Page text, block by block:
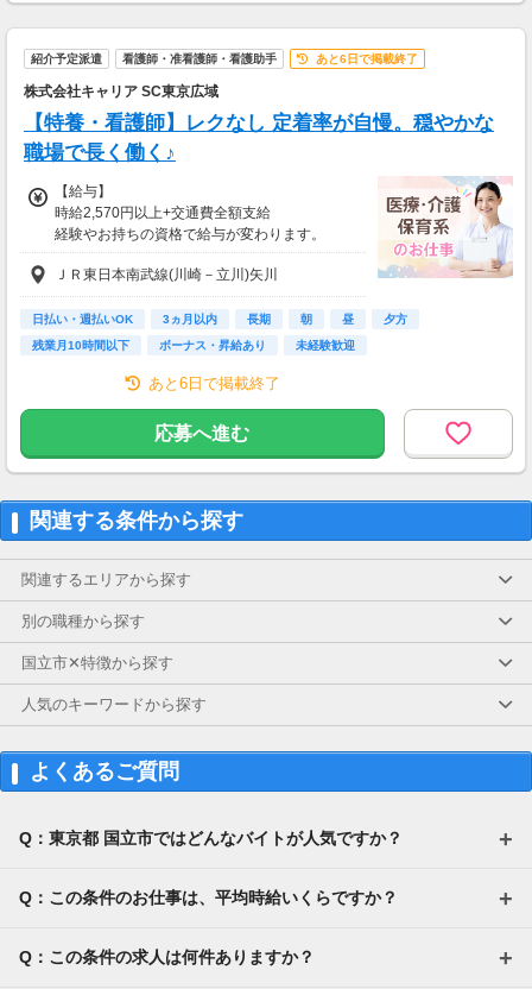
※お支払い金額については弊社規定による
別途全額支給
紹介予定派遣 看護師・准看護師・看護助手 あと6日で掲載終了
株式会社キャリア SC東京広域
【特養・看護師】レクなし 定着率が自慢。穏やかな
職場で長く働く♪
【給与】
時給2,570円以上+交通費全額支給
経験やお持ちの資格で給与が変わります。
【給与詳細】
＊准看護師／時給2,470円～
＊正看護師／時給2,570円～
411,200円～
[内訳] 時給2,470円×実働8H×20日
※22時～翌5時の場合は夜勤手当支給
※残業代は別途全額支給
【給与支払】
日払い
稼働分の利用が可能（規定あり）
☆★最短で翌日のお振込み★☆
＼選べる給与支払い方法／
日払い、週払い、月払い
スマホで簡単に申請できるので、急な出費にも
安心♪
日払いを利用しても時給が下がることはありま
せん。
月払いと変わらない時給でお仕事ができます！
別途全額支給
ＪＲ東日本南武線(川崎－立川)矢川
日払い・週払いOK 3ヵ月以内 長期 朝 昼
夕方
残業月10時間以下
ボーナス・昇給あり 未経験歓迎
あと6日で掲載終了
応募へ進む
関連する条件から探す
関連するエリアから探す
別の職種から探す
国立市✕特徴から探す
人気のキーワードから探す
よくあるご質問
Q：東京都 国立市ではどんなバイトが人気ですか？
Q：この条件のお仕事は、平均時給いくらですか？
Q：この条件の求人は何件ありますか？